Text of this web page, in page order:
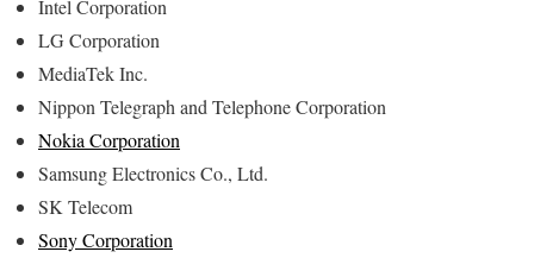
Intel Corporation
LG Corporation
MediaTek Inc.
Nippon Telegraph and Telephone Corporation
Nokia Corporation
Samsung Electronics Co., Ltd.
SK Telecom
Sony Corporation